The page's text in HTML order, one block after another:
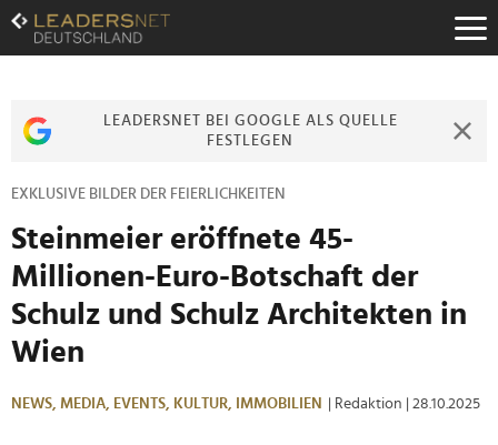
Zum
Inhalt
Zur
Zur
LEADERSNET BEI GOOGLE ALS QUELLE
FESTLEGEN
EXKLUSIVE BILDER DER FEIERLICHKEITEN
Steinmeier eröffnete 45-
Millionen-Euro-Botschaft der
Schulz und Schulz Architekten in
Wien
NEWS, MEDIA, EVENTS, KULTUR, IMMOBILIEN | Redaktion | 28.10.2025